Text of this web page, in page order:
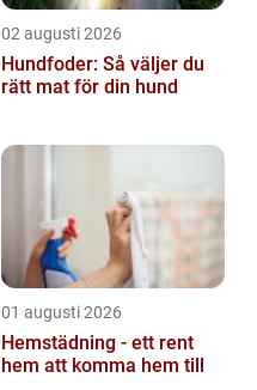
02 augusti 2026
Hundfoder: Så väljer du
rätt mat för din hund
01 augusti 2026
Hemstädning - ett rent
hem att komma hem till